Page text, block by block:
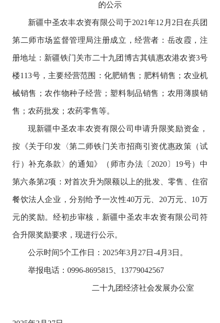
的公示
新疆中圣农丰农资有限公司于2021年12月2日在兵团
第二师市场监督管理局注册成立，经营者：岳改霞，注
册地址：新疆铁门关市二十九团博古其镇惠农港农资3号
楼113号，主要经营范围：化肥销售；肥料销售；农业机
械销售；农作物种子经营；塑料制品销售；农用薄膜销
售；农药批发；农药零售等。
现新疆中圣农丰农资有限公司申请升限奖励资金，
按《关于印发〈第二师铁门关市招商引资优惠政策（试
行）补充条款〉的通知》（师市办法〔2020〕19号）中
第六条第2项：对首次升为限额以上的批发、零售、住宿
餐饮法人企业，分别给予一次性40万元、20万元、10万
元的奖励。经初步审核，新疆中圣农丰农资有限公司符
合升限奖励要求，现进行公示。
公示时间5个工作日：2025年3月27日-4月3日。
举报电话：0996-8695815、13779042567
二十九团经济社会发展办公室